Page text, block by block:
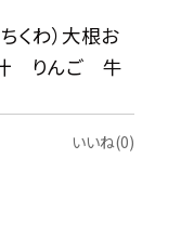
くわ）大根お
りんご 牛
いいね(0)